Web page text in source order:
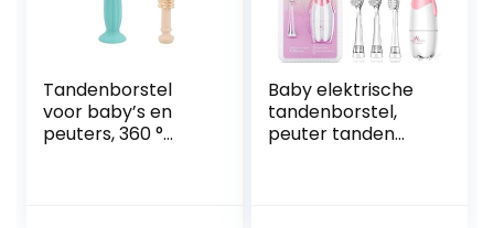
Tandenborstel
voor baby’s en
peuters, 360 °
Baby elektrische
tandenborstel,
peuter tanden